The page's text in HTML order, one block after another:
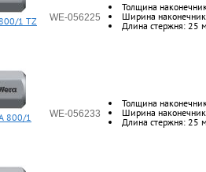
1 TZ
WE-056225
Толщина
Ширина
Длина стержня: 25
800/1
WE-056233
Толщина
Ширина
Длина стержня: 25